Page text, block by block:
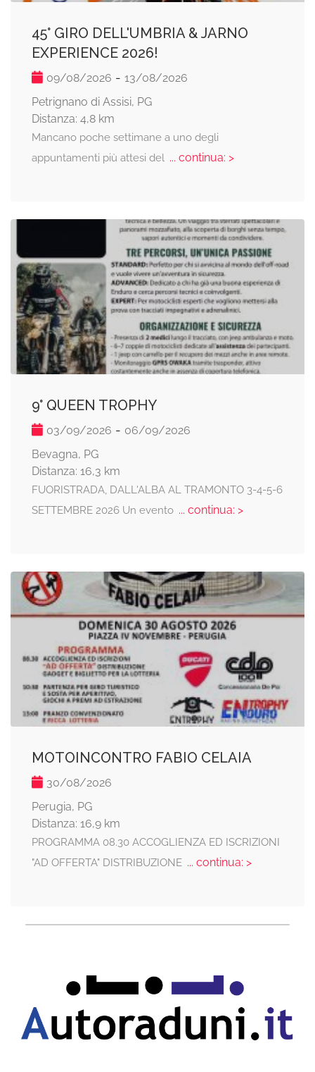
​45° GIRO DELL'UMBRIA & JARNO
EXPERIENCE 2026!
09/08/2026 - 13/08/2026
Petrignano di Assisi, PG
Distanza: 4,8 km
Mancano poche settimane a uno degli
appuntamenti più attesi del... continua: >
9° QUEEN TROPHY
03/09/2026 - 06/09/2026
Bevagna, PG
Distanza: 16,3 km
FUORISTRADA, DALL'ALBA AL TRAMONTO 3-4-5-6
SETTEMBRE 2026 Un evento... continua: >
MOTOINCONTRO FABIO CELAIA
30/08/2026
Perugia, PG
Distanza: 16,9 km
PROGRAMMA 08.30 ACCOGLIENZA ED ISCRIZIONI
"AD OFFERTA" DISTRIBUZIONE... continua: >